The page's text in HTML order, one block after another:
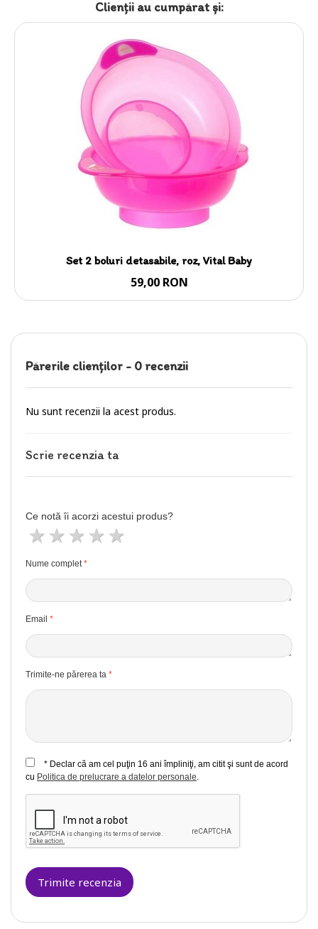
Clienții au cumpărat şi:
Set 2 boluri detasabile, roz, Vital Baby
59,00 RON
Părerile clienţilor - 0 recenzii
Nu sunt recenzii la acest produs.
Scrie recenzia ta
Ce notă îi acorzi acestui produs?
4 stele
3 stele
2 stele
1 stea
Nume complet
Email
Trimite-ne părerea ta
* Declar că am cel puţin 16 ani împliniţi, am citit şi sunt de acord
cu Politica de prelucrare a datelor personale.
Trimite recenzia